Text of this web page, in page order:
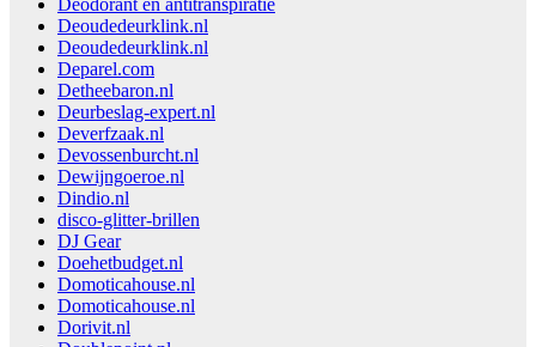
Deoudedeurklink.nl
Deoudedeurklink.nl
Deparel.com
Detheebaron.nl
Deurbeslag-expert.nl
Deverfzaak.nl
Devossenburcht.nl
Dewijngoeroe.nl
Dindio.nl
disco-glitter-brillen
DJ Gear
Doehetbudget.nl
Domoticahouse.nl
Domoticahouse.nl
Dorivit.nl